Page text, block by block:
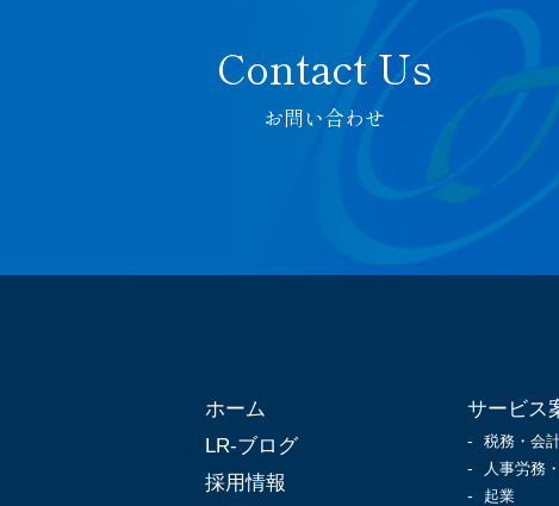
お問い合わせ
ホーム
LR-ブログ
採用情報
サービス
税務・会
人事労務
起業